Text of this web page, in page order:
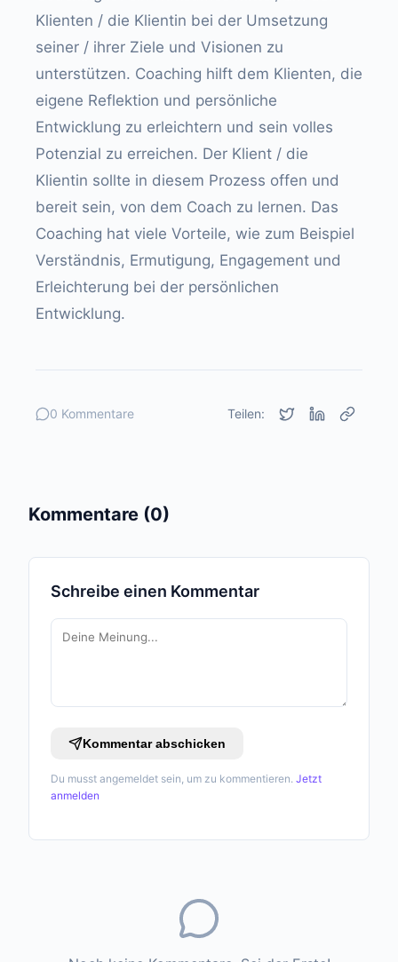
Klienten / die Klientin bei der Umsetzung
seiner / ihrer Ziele und Visionen zu
unterstützen. Coaching hilft dem Klienten, die
eigene Reflektion und persönliche
Entwicklung zu erleichtern und sein volles
Potenzial zu erreichen. Der Klient / die
Klientin sollte in diesem Prozess offen und
bereit sein, von dem Coach zu lernen. Das
Coaching hat viele Vorteile, wie zum Beispiel
Verständnis, Ermutigung, Engagement und
Erleichterung bei der persönlichen
Entwicklung.
0 Kommentare Teilen:
Kommentare (0)
Schreibe einen Kommentar
Kommentar abschicken
Du musst angemeldet sein, um zu kommentieren. Jetzt
anmelden